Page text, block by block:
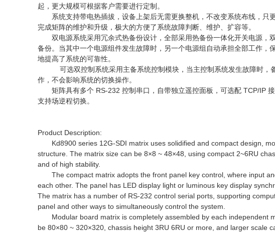
起，更大规模可根据客户需要进行定制。
系统支持带电热插拔，设备上架后无需更换整机，不改变系统布线，只
完成矩阵的维护和升级，极大的方便了系统故障判断、维护、扩容等。
双电源系统采用冗余式热备份设计，全部采用热备份一体化开关电源，
备份。当其中一个电源组件发生故障时，另一个电源组自动承担全部工作，
地提高了系统的可靠性。
可选双控制系统采用主备系统控制模块，当主控制系统发生故障时，
作，不会影响系统的切换操作。
矩阵具有多个 RS-232 控制串口，自带独立遥控面板，可选配 TCP/IP
支持场逆程切换。
Product Description:
Kd8900 series 12G-SDI matrix uses solidified and compact design,
structure. The matrix size can be 8×8 ~ 48×48, using compact 2~6RU
and of high stability.
The compact matrix adopts the front panel key control, where input
each other. The panel has LED display light or luminous key display
The matrix has a number of RS-232 control serial ports, supporting
panel and other ways to simultaneously control the system.
Modular board matrix is completely assembled by each independent
be 80×80 ~ 320×320, chassis height 3RU 6RU or more, and larger scale